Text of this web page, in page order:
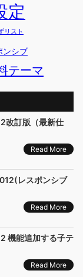
定
リスト
ンシブ
テーマ
改訂版（最新仕
Read More
レスポンシブ
Read More
機能追加する子テ
Read More